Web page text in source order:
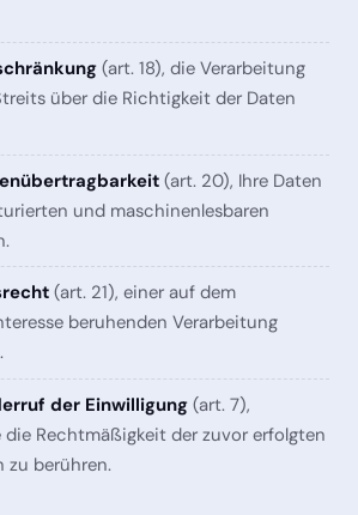
(art. 18), die Verarbeitung
über die Richtigkeit der Daten
(art. 20), Ihre Daten
und maschinenlesbaren
(art. 21), einer auf dem
beruhenden Verarbeitung
der Einwilligung (art. 7),
die Rechtmäßigkeit der zuvor erfolgten
zu berühren.